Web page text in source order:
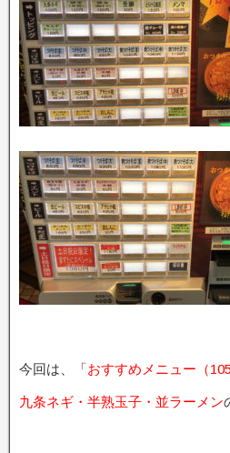
今回は、「おすすめメニュー（
九条ネギ・半熟玉子・並ラーメン